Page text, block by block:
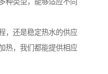
种类型，能够适应不同
，还是稳定热水的供应
热，我们都能提供相应